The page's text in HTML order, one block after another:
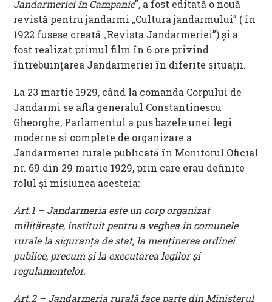
Jandarmeriei în Campanie”, a fost editată o nouă
revistă pentru jandarmi „Cultura jandarmului” ( în
1922 fusese creată „Revista Jandarmeriei”) şi a
fost realizat primul film în 6 ore privind
întrebuinţarea Jandarmeriei în diferite situaţii.
La 23 martie 1929, când la comanda Corpului de
Jandarmi se afla generalul Constantinescu
Gheorghe, Parlamentul a pus bazele unei legi
moderne si complete de organizare a
Jandarmeriei rurale publicată în Monitorul Oficial
nr. 69 din 29 martie 1929, prin care erau definite
rolul şi misiunea acesteia:
Art.1 – Jandarmeria este un corp organizat
milităreşte, instituit pentru a veghea în comunele
rurale la siguranţa de stat, la menţinerea ordinei
publice, precum şi la executarea legilor şi
regulamentelor.
Art.2 – Jandarmeria rurală face parte din Ministerul